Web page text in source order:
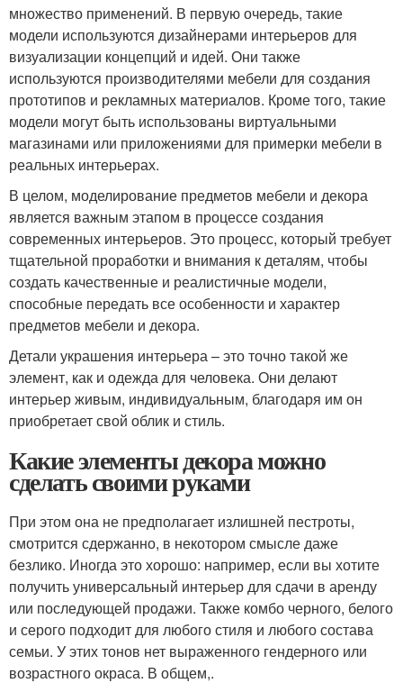
множество применений. В первую очередь, такие
модели используются дизайнерами интерьеров для
визуализации концепций и идей. Они также
используются производителями мебели для создания
прототипов и рекламных материалов. Кроме того, такие
модели могут быть использованы виртуальными
магазинами или приложениями для примерки мебели в
реальных интерьерах.
В целом, моделирование предметов мебели и декора
является важным этапом в процессе создания
современных интерьеров. Это процесс, который требует
тщательной проработки и внимания к деталям, чтобы
создать качественные и реалистичные модели,
способные передать все особенности и характер
предметов мебели и декора.
Детали украшения интерьера – это точно такой же
элемент, как и одежда для человека. Они делают
интерьер живым, индивидуальным, благодаря им он
приобретает свой облик и стиль.
Какие элементы декора можно
сделать своими руками
При этом она не предполагает излишней пестроты,
смотрится сдержанно, в некотором смысле даже
безлико. Иногда это хорошо: например, если вы хотите
получить универсальный интерьер для сдачи в аренду
или последующей продажи. Также комбо черного, белого
и серого подходит для любого стиля и любого состава
семьи. У этих тонов нет выраженного гендерного или
возрастного окраса. В общем,.